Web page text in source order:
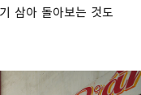
삼아 돌아보는 것도